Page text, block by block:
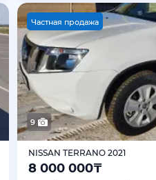
Частная продажа
9
NISSAN TERRANO 2021
8 000 000₸